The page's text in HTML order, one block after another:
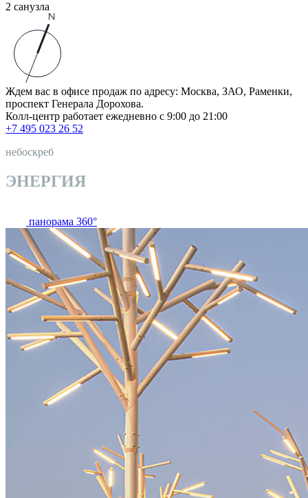
2 санузла
Ждем вас в офисе продаж по адресу: Москва, ЗАО, Раменки,
проспект Генерала Дорохова.
Колл-центр работает ежедневно с 9:00 до 21:00
+7 495 023 26 52
небоскреб
ЭНЕРГИЯ
панорама 360°